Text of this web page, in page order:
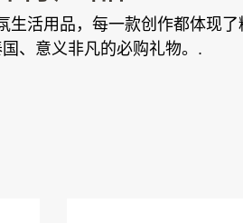
活用品，每一款创作都体现
、意义非凡的必购礼物。.